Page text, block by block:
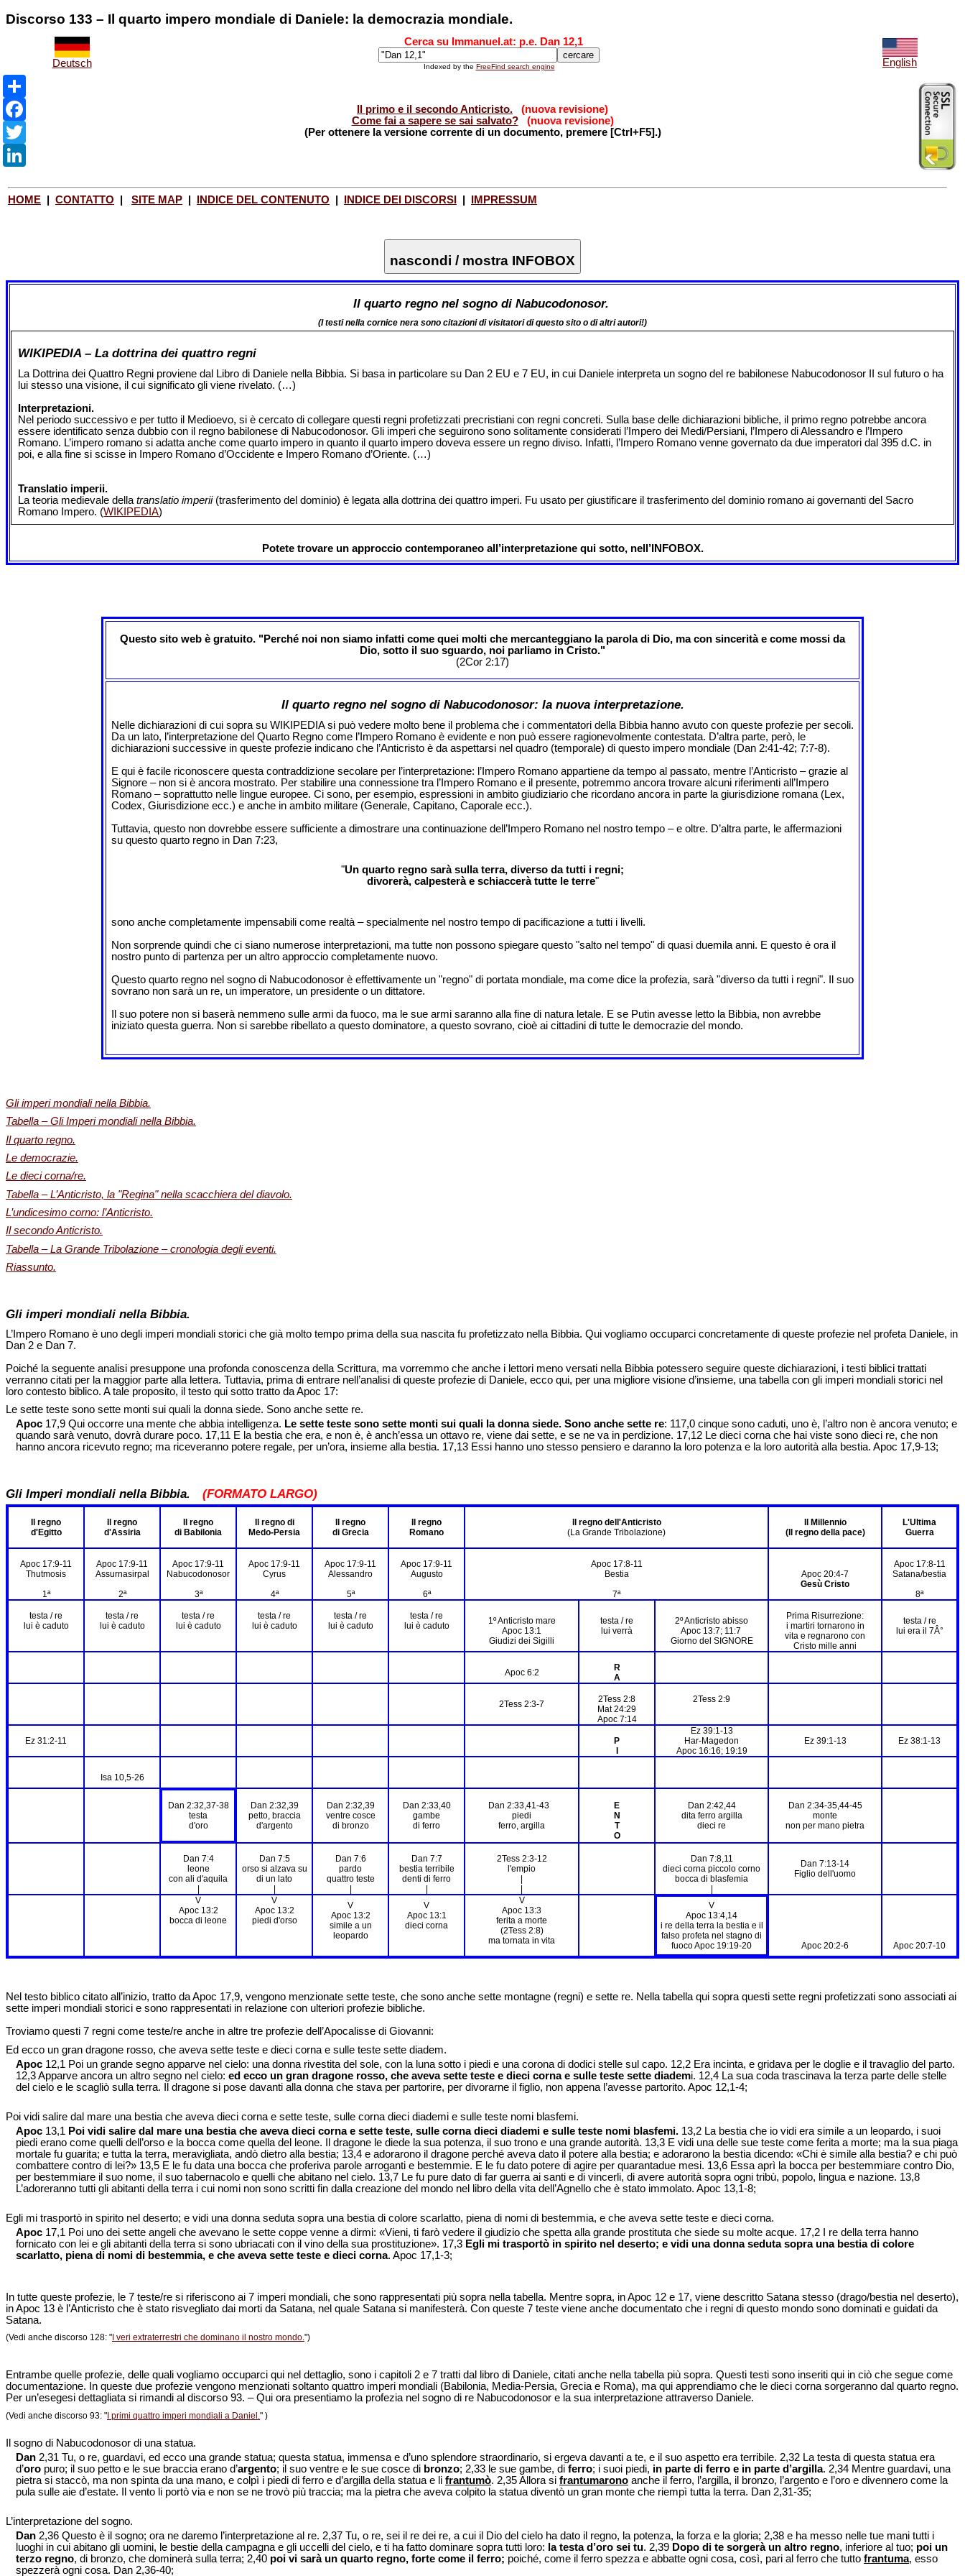
Discorso 133 – Il quarto impero mondiale di Daniele: la democrazia mondiale.
Deutsch
Cerca su Immanuel.at: p.e. Dan 12,1
Indexed by the FreeFind search engine English
Share
Facebook
Twitter
Il primo e il secondo Anticristo.
(nuova revisione)
Come fai a sapere se sai salvato?
(nuova revisione)
(Per ottenere la versione corrente di un documento, premere [Ctrl+F5].)
HOME CONTATTO SITE MAP INDICE DEL CONTENUTO INDICE DEI DISCORSI IMPRESSUM
nascondi / mostra INFOBOX
Il quarto regno nel sogno di Nabucodonosor.
(I testi nella cornice nera sono citazioni di visitatori di questo sito o di altri autori!)
WIKIPEDIA – La dottrina dei quattro regni
La Dottrina dei Quattro Regni proviene dal Libro di Daniele nella Bibbia. Si basa in particolare su Dan 2 EU e 7 EU, in cui Daniele interpreta un sogno del re babilonese Nabucodonosor II sul futuro o ha
lui stesso una visione, il cui significato gli viene rivelato. (…)
Interpretazioni.
Nel periodo successivo e per tutto il Medioevo, si è cercato di collegare questi regni profetizzati precristiani con regni concreti. Sulla base delle dichiarazioni bibliche, il primo regno potrebbe ancora
essere identificato senza dubbio con il regno babilonese di Nabucodonosor. Gli imperi che seguirono sono solitamente considerati l’Impero dei Medi/Persiani, l’Impero di Alessandro e l’Impero
Romano. L’impero romano si adatta anche come quarto impero in quanto il quarto impero doveva essere un regno diviso. Infatti, l’Impero Romano venne governato da due imperatori dal 395 d.C. in
poi, e alla fine si scisse in Impero Romano d’Occidente e Impero Romano d’Oriente. (…)
Translatio imperii.
La teoria medievale dellatranslatio imperii(trasferimento del dominio) è legata alla dottrina dei quattro imperi. Fu usato per giustificare il trasferimento del dominio romano ai governanti del Sacro
Romano Impero. (WIKIPEDIA)
Potete trovare un approccio contemporaneo all’interpretazione qui sotto, nell’INFOBOX.
Questo sito web è gratuito. "Perché noi non siamo infatti come quei molti che mercanteggiano la parola di Dio, ma con sincerità e come mossi da
Dio, sotto il suo sguardo, noi parliamo in Cristo."
(2Cor 2:17)
Il quarto regno nel sogno di Nabucodonosor: la nuova interpretazione.
Nelle dichiarazioni di cui sopra su WIKIPEDIA si può vedere molto bene il problema che i commentatori della Bibbia hanno avuto con queste profezie per secoli.
Da un lato, l’interpretazione del Quarto Regno come l’Impero Romano è evidente e non può essere ragionevolmente contestata. D’altra parte, però, le
dichiarazioni successive in queste profezie indicano che l’Anticristo è da aspettarsi nel quadro (temporale) di questo impero mondiale (Dan 2:41-42; 7:7-8).
E qui è facile riconoscere questa contraddizione secolare per l’interpretazione: l’Impero Romano appartiene da tempo al passato, mentre l’Anticristo – grazie al
Signore – non si è ancora mostrato. Per stabilire una connessione tra l’Impero Romano e il presente, potremmo ancora trovare alcuni riferimenti all’Impero
Romano – soprattutto nelle lingue europee. Ci sono, per esempio, espressioni in ambito giudiziario che ricordano ancora in parte la giurisdizione romana (Lex,
Codex, Giurisdizione ecc.) e anche in ambito militare (Generale, Capitano, Caporale ecc.).
Tuttavia, questo non dovrebbe essere sufficiente a dimostrare una continuazione dell’Impero Romano nel nostro tempo – e oltre. D’altra parte, le affermazioni
su questo quarto regno in Dan 7:23,
"Un quarto regno sarà sulla terra, diverso da tutti i regni;
divorerà, calpesterà e schiaccerà tutte le terre"
sono anche completamente impensabili come realtà – specialmente nel nostro tempo di pacificazione a tutti i livelli.
Non sorprende quindi che ci siano numerose interpretazioni, ma tutte non possono spiegare questo "salto nel tempo" di quasi duemila anni. E questo è ora il
nostro punto di partenza per un altro approccio completamente nuovo.
Questo quarto regno nel sogno di Nabucodonosor è effettivamente un "regno" di portata mondiale, ma come dice la profezia, sarà "diverso da tutti i regni". Il suo
sovrano non sarà un re, un imperatore, un presidente o un dittatore.
Il suo potere non si baserà nemmeno sulle armi da fuoco, ma le sue armi saranno alla fine di natura letale. E se Putin avesse letto la Bibbia, non avrebbe
iniziato questa guerra. Non si sarebbe ribellato a questo dominatore, a questo sovrano, cioè ai cittadini di tutte le democrazie del mondo.
Gli imperi mondiali nella Bibbia.
Tabella – Gli Imperi mondiali nella Bibbia.
Il quarto regno.
Le democrazie.
Le dieci corna/re.
Tabella – L’Anticristo, la "Regina" nella scacchiera del diavolo.
L’undicesimo corno: l’Anticristo.
Il secondo Anticristo.
Tabella – La Grande Tribolazione – cronologia degli eventi.
Riassunto.
Gli imperi mondiali nella Bibbia.
L’Impero Romano è uno degli imperi mondiali storici che già molto tempo prima della sua nascita fu profetizzato nella Bibbia. Qui vogliamo occuparci concretamente di queste profezie nel profeta Daniele, in
Dan 2 e Dan 7.
Poiché la seguente analisi presuppone una profonda conoscenza della Scrittura, ma vorremmo che anche i lettori meno versati nella Bibbia potessero seguire queste dichiarazioni, i testi biblici trattati
verranno citati per la maggior parte alla lettera. Tuttavia, prima di entrare nell’analisi di queste profezie di Daniele, ecco qui, per una migliore visione d’insieme, una tabella con gli imperi mondiali storici nel
loro contesto biblico. A tale proposito, il testo qui sotto tratto da Apoc 17:
Le sette teste sono sette monti sui quali la donna siede. Sono anche sette re.
Apoc 17,9 Qui occorre una mente che abbia intelligenza. Le sette teste sono sette monti sui quali la donna siede. Sono anche sette re: 117,0 cinque sono caduti, uno è, l’altro non è ancora venuto; e
quando sarà venuto, dovrà durare poco. 17,11 E la bestia che era, e non è, è anch’essa un ottavo re, viene dai sette, e se ne va in perdizione. 17,12 Le dieci corna che hai viste sono dieci re, che non
hanno ancora ricevuto regno; ma riceveranno potere regale, per un’ora, insieme alla bestia. 17,13 Essi hanno uno stesso pensiero e daranno la loro potenza e la loro autorità alla bestia. Apoc 17,9-13;
Gli Imperi mondiali nella Bibbia. (FORMATO LARGO)
Il regno
d'Egitto
Il regno
d'Assiria
Il regno
di Babilonia
Il regno di
Medo-Persia
Il regno
di Grecia
Il regno
Romano
Il regno dell'Anticristo
(La Grande Tribolazione)
Il Millennio
(Il regno della pace)
L'Ultima
Guerra
Apoc 17:9-11
Thutmosis
1ª
Apoc 17:9-11
Assurnasirpal
2ª
Apoc 17:9-11
Nabucodonosor
3ª
Apoc 17:9-11
Cyrus
4ª
Apoc 17:9-11
Alessandro
5ª
Apoc 17:9-11
Augusto
6ª
Apoc 17:8-11
Bestia
7ª
Apoc 20:4-7
Gesù Cristo
Apoc 17:8-11
Satana/bestia
8ª
testa / re
lui è caduto
testa / re
lui è caduto
testa / re
lui è caduto
testa / re
lui è caduto
testa / re
lui è caduto
testa / re
lui è caduto
1º Anticristo mare
Apoc 13:1
Giudizi dei Sigilli
testa / re
lui verrà
2º Anticristo abisso
Apoc 13:7; 11:7
Giorno del SIGNORE
Prima Risurrezione:
i martiri tornarono in
vita e regnarono con
Cristo mille anni
testa / re
lui era il 7Â°
Apoc 6:2
R
A
2Tess 2:3-7
2Tess 2:8
Mat 24:29
Apoc 7:14
2Tess 2:9
Ez 31:2-11
P
I
Ez 39:1-13
Har-Magedon
Apoc 16:16; 19:19
Ez 39:1-13 Ez 38:1-13
Isa 10,5-26
Dan 2:32,37-38
testa
d'oro
Dan 2:32,39
petto, braccia
d'argento
Dan 2:32,39
ventre cosce
di bronzo
Dan 2:33,40
gambe
di ferro
Dan 2:33,41-43
piedi
ferro, argilla
E
N
T
O
Dan 2:42,44
dita ferro argilla
dieci re
Dan 2:34-35,44-45
monte
non per mano pietra
Dan 7:4
leone
con ali d'aquila
|
Dan 7:5
orso si alzava su
di un lato
|
Dan 7:6
pardo
quattro teste
|
Dan 7:7
bestia terribile
denti di ferro
|
2Tess 2:3-12
l'empio
|
|
Dan 7:8,11
dieci corna piccolo corno
bocca di blasfemia
|
Dan 7:13-14
Figlio dell'uomo
V
Apoc 13:2
bocca di leone
V
Apoc 13:2
piedi d'orso
V
Apoc 13:2
simile a un
leopardo
V
Apoc 13:1
dieci corna
V
Apoc 13:3
ferita a morte
(2Tess 2:8)
ma tornata in vita
V
Apoc 13:4,14
i re della terra la bestia e il
falso profeta nel stagno di
fuoco Apoc 19:19-20
Apoc 20:2-6 Apoc 20:7-10
Nel testo biblico citato all’inizio, tratto da Apoc 17,9, vengono menzionate sette teste, che sono anche sette montagne (regni) e sette re. Nella tabella qui sopra questi sette regni profetizzati sono associati ai
sette imperi mondiali storici e sono rappresentati in relazione con ulteriori profezie bibliche.
Troviamo questi 7 regni come teste/re anche in altre tre profezie dell’Apocalisse di Giovanni:
Ed ecco un gran dragone rosso, che aveva sette teste e dieci corna e sulle teste sette diadem.
Apoc 12,1 Poi un grande segno apparve nel cielo: una donna rivestita del sole, con la luna sotto i piedi e una corona di dodici stelle sul capo. 12,2 Era incinta, e gridava per le doglie e il travaglio del parto.
12,3 Apparve ancora un altro segno nel cielo: ed ecco un gran dragone rosso, che aveva sette teste e dieci corna e sulle teste sette diademi. 12,4 La sua coda trascinava la terza parte delle stelle
del cielo e le scagliò sulla terra. Il dragone si pose davanti alla donna che stava per partorire, per divorarne il figlio, non appena l’avesse partorito. Apoc 12,1-4;
Poi vidi salire dal mare una bestia che aveva dieci corna e sette teste, sulle corna dieci diademi e sulle teste nomi blasfemi.
Apoc 13,1 Poi vidi salire dal mare una bestia che aveva dieci corna e sette teste, sulle corna dieci diademi e sulle teste nomi blasfemi. 13,2 La bestia che io vidi era simile a un leopardo, i suoi
piedi erano come quelli dell’orso e la bocca come quella del leone. Il dragone le diede la sua potenza, il suo trono e una grande autorità. 13,3 E vidi una delle sue teste come ferita a morte; ma la sua piaga
mortale fu guarita; e tutta la terra, meravigliata, andò dietro alla bestia; 13,4 e adorarono il dragone perché aveva dato il potere alla bestia; e adorarono la bestia dicendo: «Chi è simile alla bestia? e chi può
combattere contro di lei?» 13,5 E le fu data una bocca che proferiva parole arroganti e bestemmie. E le fu dato potere di agire per quarantadue mesi. 13,6 Essa aprì la bocca per bestemmiare contro Dio,
per bestemmiare il suo nome, il suo tabernacolo e quelli che abitano nel cielo. 13,7 Le fu pure dato di far guerra ai santi e di vincerli, di avere autorità sopra ogni tribù, popolo, lingua e nazione. 13,8
L’adoreranno tutti gli abitanti della terra i cui nomi non sono scritti fin dalla creazione del mondo nel libro della vita dell’Agnello che è stato immolato. Apoc 13,1-8;
Egli mi trasportò in spirito nel deserto; e vidi una donna seduta sopra una bestia di colore scarlatto, piena di nomi di bestemmia, e che aveva sette teste e dieci corna.
Apoc 17,1 Poi uno dei sette angeli che avevano le sette coppe venne a dirmi: «Vieni, ti farò vedere il giudizio che spetta alla grande prostituta che siede su molte acque. 17,2 I re della terra hanno
fornicato con lei e gli abitanti della terra si sono ubriacati con il vino della sua prostituzione». 17,3 Egli mi trasportò in spirito nel deserto; e vidi una donna seduta sopra una bestia di colore
scarlatto, piena di nomi di bestemmia, e che aveva sette teste e dieci corna. Apoc 17,1-3;
In tutte queste profezie, le 7 teste/re si riferiscono ai 7 imperi mondiali, che sono rappresentati più sopra nella tabella. Mentre sopra, in Apoc 12 e 17, viene descritto Satana stesso (drago/bestia nel deserto),
in Apoc 13 è l’Anticristo che è stato risvegliato dai morti da Satana, nel quale Satana si manifesterà. Con queste 7 teste viene anche documentato che i regni di questo mondo sono dominati e guidati da
Satana.
(Vedi anche discorso 128: "I veri extraterrestri che dominano il nostro mondo.")
Entrambe quelle profezie, delle quali vogliamo occuparci qui nel dettaglio, sono i capitoli 2 e 7 tratti dal libro di Daniele, citati anche nella tabella più sopra. Questi testi sono inseriti qui in ciò che segue come
documentazione. In queste due profezie vengono menzionati soltanto quattro imperi mondiali (Babilonia, Media-Persia, Grecia e Roma), ma qui apprendiamo che le dieci corna sorgeranno dal quarto regno.
Per un’esegesi dettagliata si rimandi al discorso 93. – Qui ora presentiamo la profezia nel sogno di re Nabucodonosor e la sua interpretazione attraverso Daniele.
(Vedi anche discorso 93: "I primi quattro imperi mondiali a Daniel. " )
Il sogno di Nabucodonosor di una statua.
Dan 2,31 Tu, o re, guardavi, ed ecco una grande statua; questa statua, immensa e d’uno splendore straordinario, si ergeva davanti a te, e il suo aspetto era terribile. 2,32 La testa di questa statua era
d’oro puro; il suo petto e le sue braccia erano d’argento; il suo ventre e le sue cosce di bronzo; 2,33 le sue gambe, di ferro; i suoi piedi, in parte di ferro e in parte d’argilla. 2,34 Mentre guardavi, una
pietra si staccò, ma non spinta da una mano, e colpì i piedi di ferro e d’argilla della statua e li frantumò. 2,35 Allora si frantumarono anche il ferro, l’argilla, il bronzo, l’argento e l’oro e divennero come la
pula sulle aie d’estate. Il vento li portò via e non se ne trovò più traccia; ma la pietra che aveva colpito la statua diventò un gran monte che riempì tutta la terra. Dan 2,31-35;
L’interpretazione del sogno.
Dan 2,36 Questo è il sogno; ora ne daremo l’interpretazione al re. 2,37 Tu, o re, sei il re dei re, a cui il Dio del cielo ha dato il regno, la potenza, la forza e la gloria; 2,38 e ha messo nelle tue mani tutti i
luoghi in cui abitano gli uomini, le bestie della campagna e gli uccelli del cielo, e ti ha fatto dominare sopra tutti loro: la testa d’oro sei tu. 2,39 Dopo di te sorgerà un altro regno, inferiore al tuo; poi un
terzo regno, di bronzo, che dominerà sulla terra; 2,40 poi vi sarà un quarto regno, forte come il ferro; poiché, come il ferro spezza e abbatte ogni cosa, così, pari al ferro che tutto frantuma, esso
spezzerà ogni cosa. Dan 2,36-40;